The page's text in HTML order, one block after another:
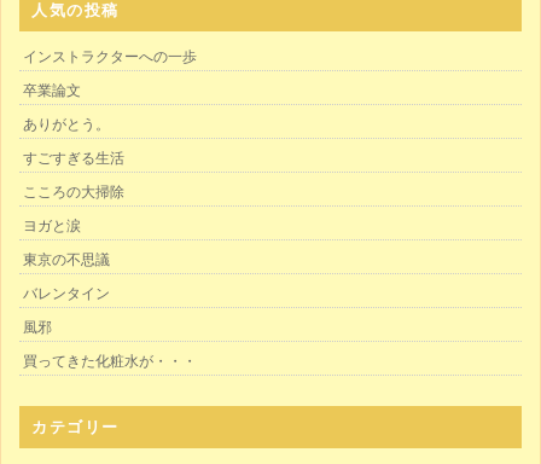
人気の投稿
インストラクターへの一歩
卒業論文
ありがとう。
すごすぎる生活
こころの大掃除
ヨガと涙
東京の不思議
バレンタイン
風邪
買ってきた化粧水が・・・
カテゴリー